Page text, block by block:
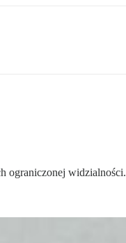
ograniczonej widzialności.